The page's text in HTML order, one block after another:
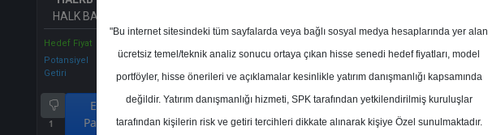
HALK BANKASI A.Ş.
Hedef Fiyat
Potansiyel
Getiri
%1.40
1
End.
Paralel
0
En Yüksek Tahmin
Ortalama Fiyat
Tahmini
"Bu internet sitesindeki tüm sayfalarda veya bağlı sosyal medya hesaplarında yer alan
ücretsiz temel/teknik analiz sonucu ortaya çıkan hisse senedi hedef fiyatları, model
portföyler, hisse önerileri ve açıklamalar kesinlikle yatırım danışmanlığı kapsamında
değildir. Yatırım danışmanlığı hizmeti, SPK tarafından yetkilendirilmiş kuruluşlar
tarafından kişilerin risk ve getiri tercihleri dikkate alınarak kişiye Özel sunulmaktadır.